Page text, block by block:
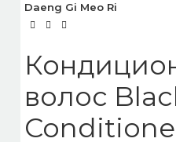
Daeng Gi Meo Ri
волос